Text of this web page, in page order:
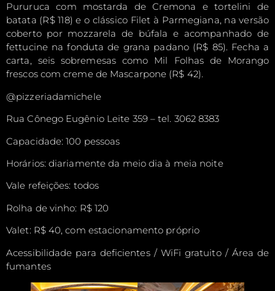
Pururuca com mostarda de Cremona e tortelini de
batata (R$ 118) e o clássico Filet à Parmegiana, na versão
coberto por mozzarela de búfala e acompanhado de
fettucine na fonduta de grana padano (R$ 85). Fecha a
carta, seis sobremesas como Mil Folhas de Morango
frescos com creme de Mascarpone (R$ 42).
@pizzeriadamichele
Rua Cônego Eugênio Leite 359 – tel. 3062 8383
Capacidade: 100 pessoas
Horários: diariamente da meio dia à meia noite
Vale refeições: todos
Rolha de vinho: R$ 120
Valet: R$ 40, com estacionamento próprio
Acessibilidade para deficientes / WiFi gratuito / Área de
fumantes